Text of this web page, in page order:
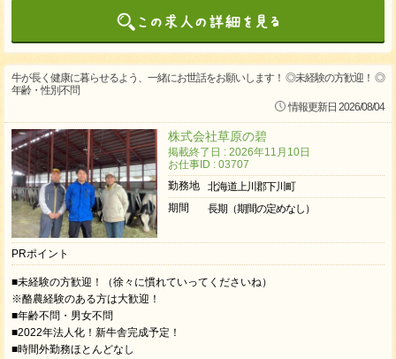
牛が長く健康に暮らせるよう、一緒にお世話をお願いします！ ◎未経験の方歓迎！ ◎
年齢・性別不問
情報更新日 2026/08/04
株式会社草原の碧
掲載終了日 : 2026年11月10日
お仕事ID : 03707
勤務地
北海道上川郡下川町
期間
長期（期間の定めなし）
PRポイント
■未経験の方歓迎！（徐々に慣れていってくださいね）
※酪農経験のある方は大歓迎！
■年齢不問・男女不問
■2022年法人化！新牛舎完成予定！
■時間外勤務ほとんどなし